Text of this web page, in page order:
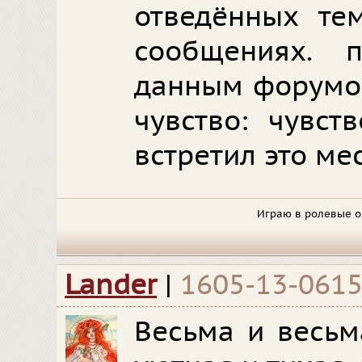
отведённых
сообщениях.
данным
чувство:
встретил это
Играю в ролевые
Lander | 1605-13-0615
Весьма и